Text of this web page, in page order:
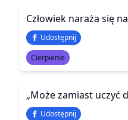
Udostępnij
Cierpienie
Udostępnij